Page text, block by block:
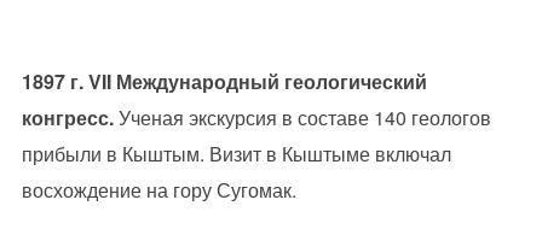
1897 г. VII Международный геологический
конгресс.Ученая экскурсия в составе 140 геологов
прибыли в Кыштым. Визит в Кыштыме включал
восхождение на гору Сугомак.